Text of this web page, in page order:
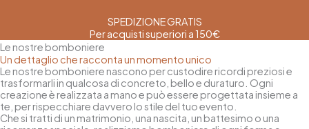
SPEDIZIONE GRATIS
Per acquisti superiori a 150€
Le nostre bomboniere
Un dettaglio che racconta un momento unico
Le nostre bomboniere nascono per custodire ricordi preziosi e
trasformarli in qualcosa di concreto, bello e duraturo. Ogni
creazione è realizzata a mano e può essere progettata insieme a
te, per rispecchiare davvero lo stile del tuo evento.
Che si tratti di un matrimonio, una nascita, un battesimo o una